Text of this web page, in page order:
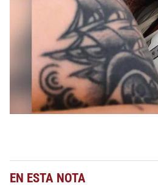
EN ESTA NOTA